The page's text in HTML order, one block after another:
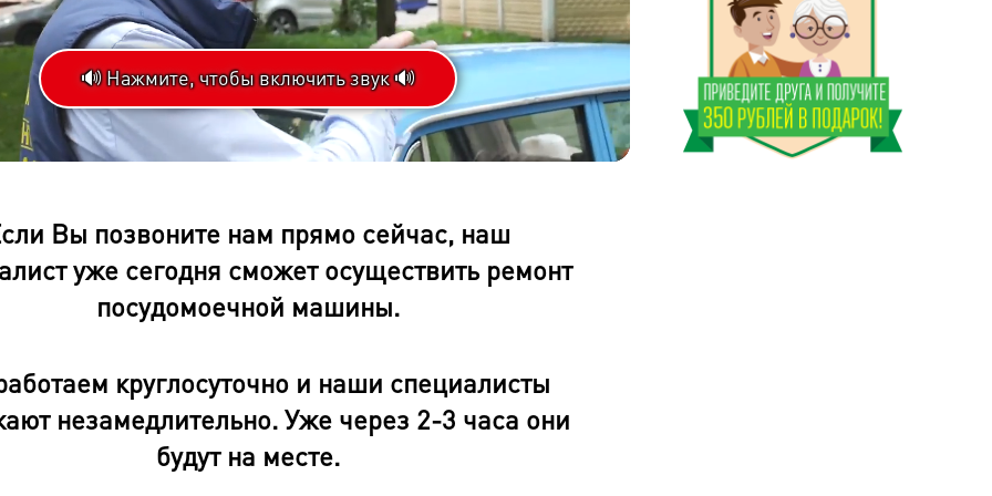
:
:
Оставшееся
🔊 Нажмите, чтобы включить звук 🔊
Вы позвоните нам прямо сейчас, наш
уже сегодня сможет осуществить ремонт
посудомоечной машины.
круглосуточно и наши специалисты
незамедлительно. Уже через 2-3 часа они
будут на месте.